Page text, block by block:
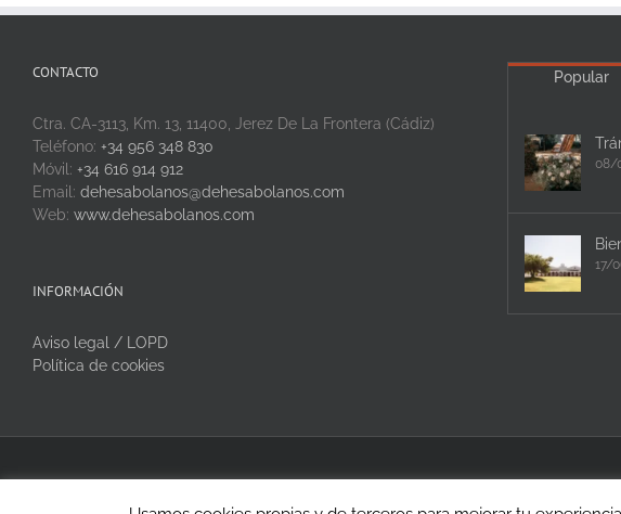
CONTACTO
Ctra. CA-3113, Km. 13, 11400, Jerez De La Frontera (Cádiz)
Teléfono: +34 956 348 830
Móvil: +34 616 914 912
Email: dehesabolanos@dehesabolanos.com
Web: www.dehesabolanos.com
INFORMACIÓN
Aviso legal / LOPD
Política de cookies
Popular
08/
17/